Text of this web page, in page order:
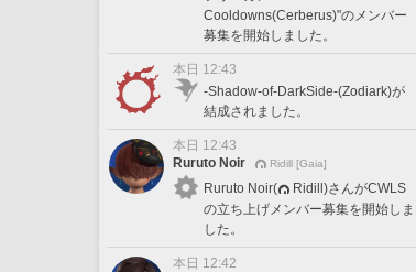
Cooldowns(Cerberus)"のメンバー
募集を開始しました。
本日 12:43
-Shadow-of-DarkSide-(Zodiark)が
結成されました。
本日 12:43
Ruruto Noir
Ridill [Gaia]
Ruruto Noir(
Ridill)さんがCWLS
の立ち上げメンバー募集を開始しま
した。
本日 12:42